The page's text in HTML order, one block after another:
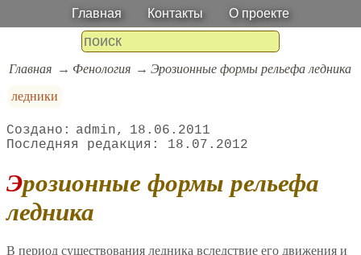
Главная Контакты О проекте
Главная Фенология
Эрозионные формы рельефа ледника
ледники
admin
18.06.2011
18.07.2012
Эрозионные формы рельефа
ледника
В период существования ледника вследствие его движения и